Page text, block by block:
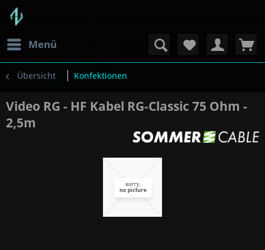
Menü
Übersicht Konfektionen
Video RG - HF Kabel RG-Classic 75 Ohm -
2,5m